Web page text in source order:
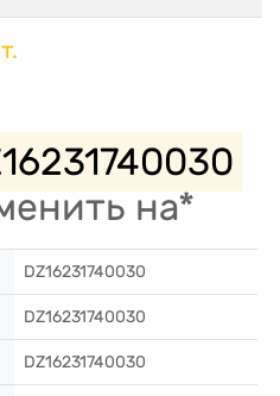
на*
DZ16231740030
DZ16231740030
DZ16231740030